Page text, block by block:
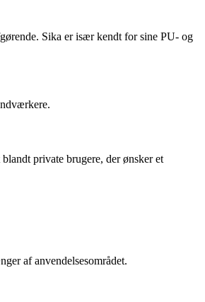
Sika er især kendt for sine PU- og
private brugere, der ønsker et
af anvendelsesområdet.